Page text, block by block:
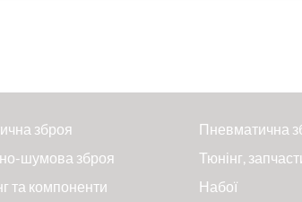
зброя Пневматична
шумова зброя Тюнінг,
та компоненти
Набої